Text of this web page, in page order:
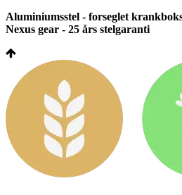
Aluminiumsstel - forseglet
Nexus gear - 25 års stelgaranti